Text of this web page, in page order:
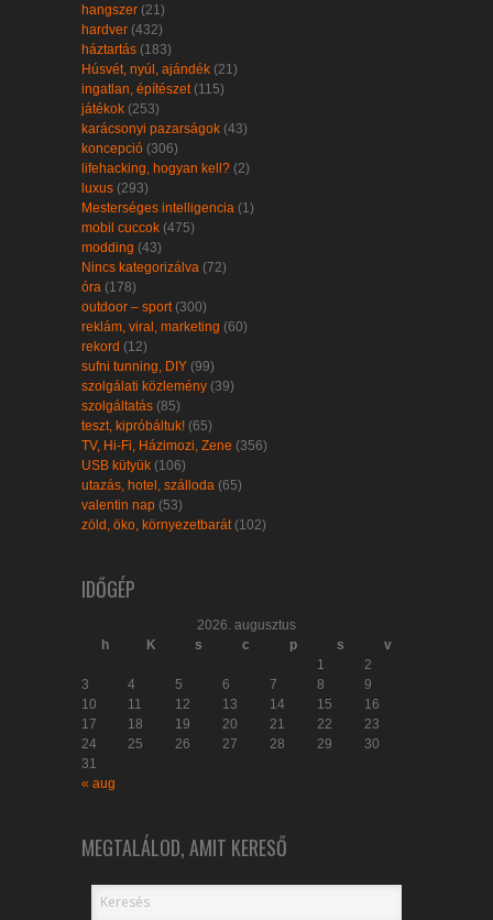
hangszer (21)
hardver (432)
háztartás (183)
Húsvét, nyúl, ajándék (21)
ingatlan, építészet (115)
játékok (253)
karácsonyi pazarságok (43)
koncepció (306)
lifehacking, hogyan kell? (2)
luxus (293)
Mesterséges intelligencia (1)
mobil cuccok (475)
modding (43)
Nincs kategorizálva (72)
óra (178)
outdoor – sport (300)
reklám, viral, marketing (60)
rekord (12)
sufni tunning, DIY (99)
szolgálati közlemény (39)
szolgáltatás (85)
teszt, kipróbáltuk! (65)
TV, Hi-Fi, Házimozi, Zene (356)
USB kütyük (106)
utazás, hotel, szálloda (65)
valentin nap (53)
zöld, öko, környezetbarát (102)
IDŐGÉP
2026. augusztus
h
K s c p s
v
1
2
3
4 5 6 7 8
9
10
11 12 13 14 15
16
17
18 19 20 21 22
23
24
25 26 27 28 29
30
31
« aug
MEGTALÁLOD, AMIT KERESŐ